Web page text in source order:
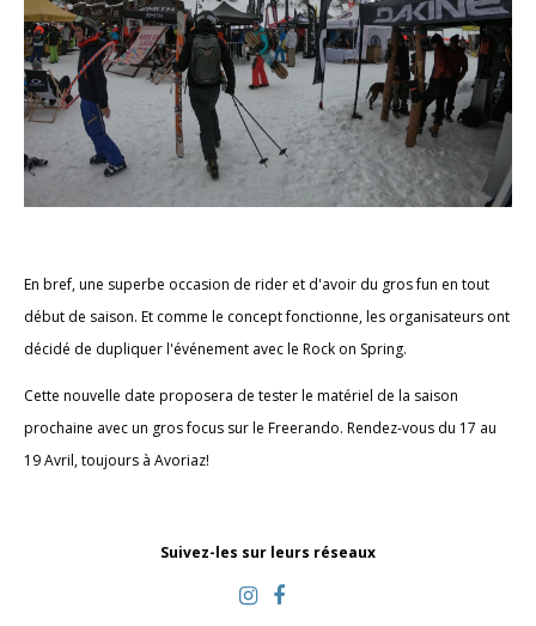
En bref, une superbe occasion de rider et d'avoir du gros fun en tout
début de saison. Et comme le concept fonctionne, les organisateurs ont
décidé de dupliquer l'événement avec le Rock on Spring.
Cette nouvelle date proposera de tester le matériel de la saison
prochaine avec un gros focus sur le Freerando. Rendez-vous du 17 au
19 Avril, toujours à Avoriaz!
Suivez-les sur leurs réseaux